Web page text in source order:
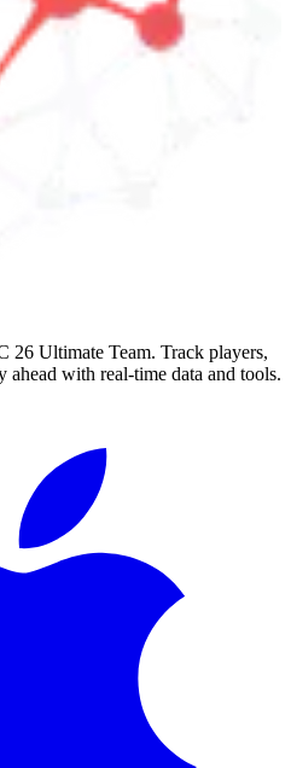
26 Ultimate Team. Track players,
ahead with real-time data and tools.